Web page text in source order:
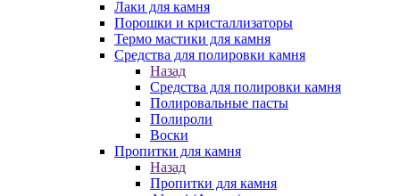
Лаки для камня
Порошки и кристаллизаторы
Термо мастики для камня
Средства для полировки камня
Назад
Средства для полировки камня
Полировальные пасты
Полироли
Воски
Пропитки для камня
Назад
Пропитки для камня